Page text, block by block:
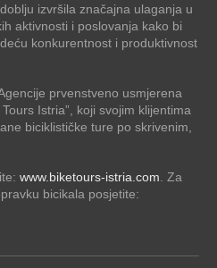
izvršila značajna ulaganja u
aktivnosti i poslovanja kako bi
konkurentnost i produktivnost
prvenstveno usmjerena
Istria”, koji svojim klijentima
biciklističke ture po skrivenim,
www.biketours-istria.com . Za
bicikala posjetite: